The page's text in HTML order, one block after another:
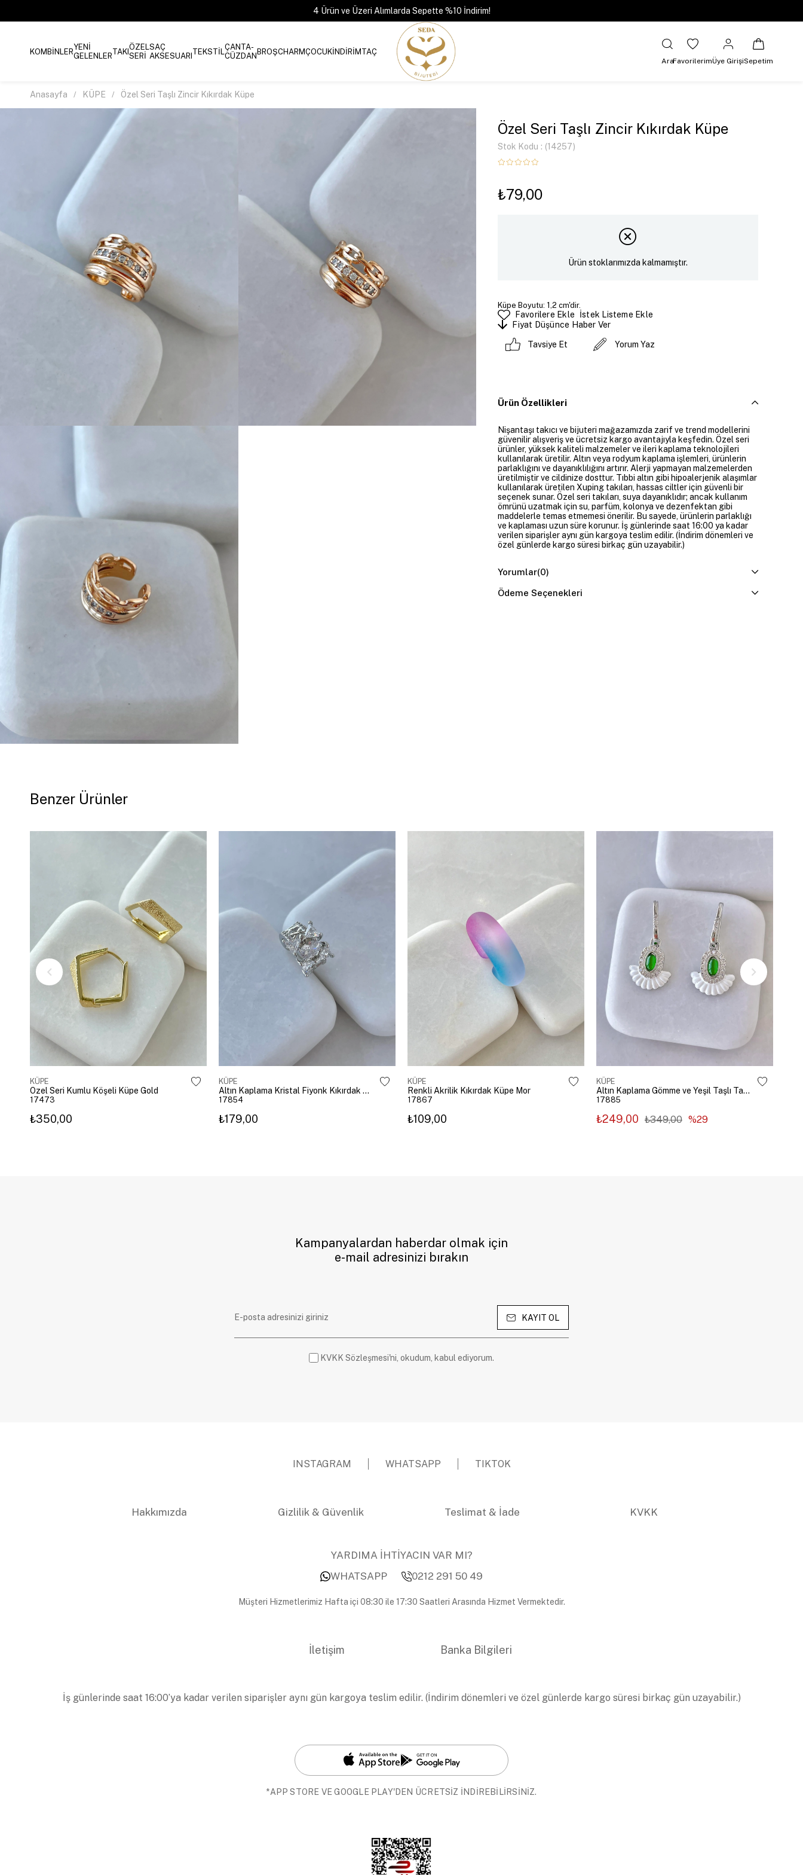
4 Ürün ve Üzeri Alımlarda Sepette %10 İndirim!
KOMBİNLERYENİ
GELENLERTAKIÖZEL
SERİ
SAÇ
AKSESUARI TEKSTİLÇANTA-
CÜZDANBROŞCHARMÇOCUKİNDİRİMTAÇ
AraFavorilerimÜye GirişiSepetim
Anasayfa KÜPE Özel Seri Taşlı Zincir Kıkırdak Küpe
Özel Seri Taşlı Zincir Kıkırdak Küpe
Stok Kodu (14257)
₺79,00
Ürün stoklarımızda kalmamıştır.
Küpe Boyutu: 1,2 cm'dir.
Favorilere Ekle
İstek Listeme Ekle
Fiyat Düşünce Haber Ver
Tavsiye Et Yorum Yaz
Ürün Özellikleri
Nişantaşı takıcı ve bijuteri mağazamızda zarif ve trend modellerini
güvenilir alışveriş ve ücretsiz kargo avantajıyla keşfedin. Özel seri
ürünler, yüksek kaliteli malzemeler ve ileri kaplama teknolojileri
kullanılarak üretilir. Altın veya rodyum kaplama işlemleri, ürünlerin
parlaklığını ve dayanıklılığını artırır. Alerji yapmayan malzemelerden
üretilmiştir ve cildinize dosttur. Tıbbi altın gibi hipoalerjenik alaşımlar
kullanılarak üretilen Xuping takıları, hassas ciltler için güvenli bir
seçenek sunar. Özel seri takıları, suya dayanıklıdır; ancak kullanım
ömrünü uzatmak için su, parfüm, kolonya ve dezenfektan gibi
maddelerle temas etmemesi önerilir. Bu sayede, ürünlerin parlaklığı
ve kaplaması uzun süre korunur. İş günlerinde saat 16:00 ya kadar
verilen siparişler aynı gün kargoya teslim edilir. (İndirim dönemleri ve
özel günlerde kargo süresi birkaç gün uzayabilir.)
Yorumlar(0)
Ödeme Seçenekleri
Benzer Ürünler
KÜPE
Özel Seri Kumlu Köşeli Küpe Gold
17473
₺350,00
KÜPE
Altın Kaplama Kristal Fiyonk Kıkırdak Küpe Gümüş
17854
₺179,00
KÜPE
Renkli Akrilik Kıkırdak Küpe Mor
17867
₺109,00
KÜPE
Altın Kaplama Gömme ve Yeşil Taşlı Tasarım Küpe Gümüş
17885
₺249,00 ₺349,00 %29
Kampanyalardan haberdar olmak için
e-mail adresinizi bırakın
KAYIT OL
KVKK Sözleşmesi'ni, okudum, kabul ediyorum.
INSTAGRAM WHATSAPP TIKTOK
Hakkımızda Gizlilik & Güvenlik Teslimat & İade KVKK
YARDIMA İHTİYACIN VAR MI?
WHATSAPP
0212 291 50 49
Müşteri Hizmetlerimiz Hafta içi 08:30 ile 17:30 Saatleri Arasında Hizmet Vermektedir.
İletişim Banka Bilgileri
İş günlerinde saat 16:00’ya kadar verilen siparişler aynı gün kargoya teslim edilir. (İndirim dönemleri ve özel günlerde kargo süresi birkaç gün uzayabilir.)
*APP STORE VE GOOGLE PLAY'DEN ÜCRETSİZ İNDİREBİLİRSİNİZ.